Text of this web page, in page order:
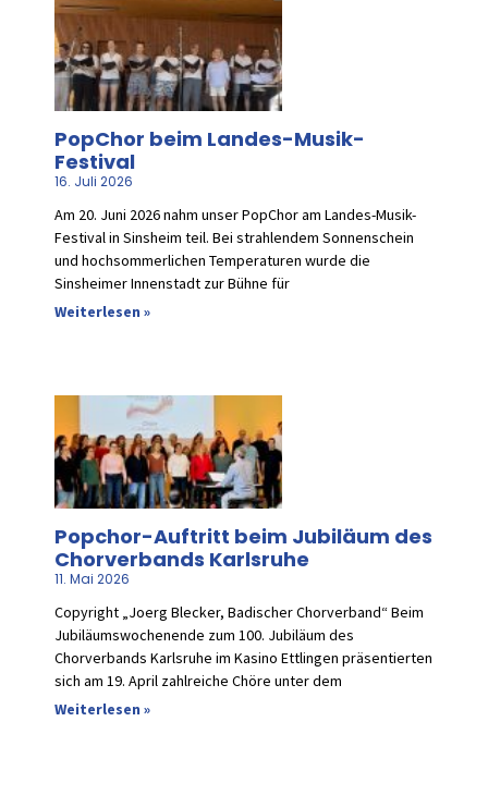
PopChor beim Landes-Musik-
Festival
16. Juli 2026
Am 20. Juni 2026 nahm unser PopChor am Landes-Musik-
Festival in Sinsheim teil. Bei strahlendem Sonnenschein
und hochsommerlichen Temperaturen wurde die
Sinsheimer Innenstadt zur Bühne für
Weiterlesen »
Popchor-Auftritt beim Jubiläum des
Chorverbands Karlsruhe
11. Mai 2026
Copyright „Joerg Blecker, Badischer Chorverband“ Beim
Jubiläumswochenende zum 100. Jubiläum des
Chorverbands Karlsruhe im Kasino Ettlingen präsentierten
sich am 19. April zahlreiche Chöre unter dem
Weiterlesen »